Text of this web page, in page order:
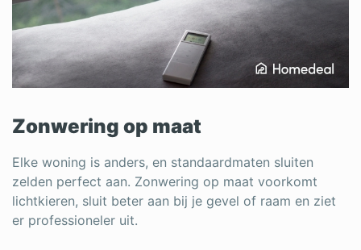
Zonwering op maat
Elke woning is anders, en standaardmaten sluiten
zelden perfect aan. Zonwering op maat voorkomt
lichtkieren, sluit beter aan bij je gevel of raam en ziet
er professioneler uit.